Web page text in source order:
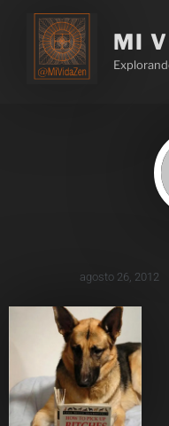
MI
agosto 26, 2012